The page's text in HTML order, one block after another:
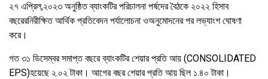
২৭ এপ্রিল,২০২৩ অনুষ্ঠিত ব্যাংকটির পরিচালনা পর্ষদের বৈঠকে ২০২২ হিসাব
বছরেরনিরীক্ষিত আর্থিক প্রতিবেদন পর্যালোচনা ওঅনুমোদনেরপর লভ্যাংশ ঘোষণা
করে।
গত ৩১ ডিসেম্বর সমাপ্ত বছরে ব্যাংকটির শেয়ার প্রতি আয় (CONSOLIDATED
EPS)হয়েছে ২.০২ টাকা। আগের বছর শেয়ার প্রতি আয় ছিল ১.৪০ টাকা।